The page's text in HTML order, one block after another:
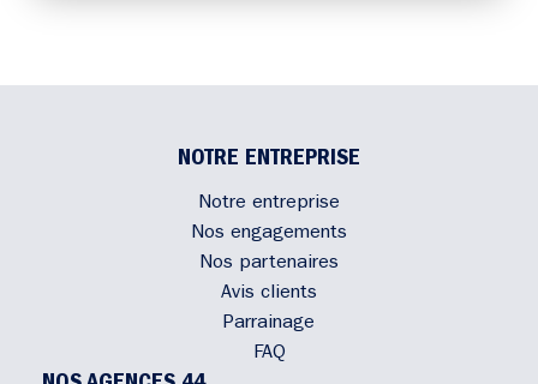
NOTRE ENTREPRISE
Notre entreprise
Nos engagements
Nos partenaires
Avis clients
Parrainage
FAQ